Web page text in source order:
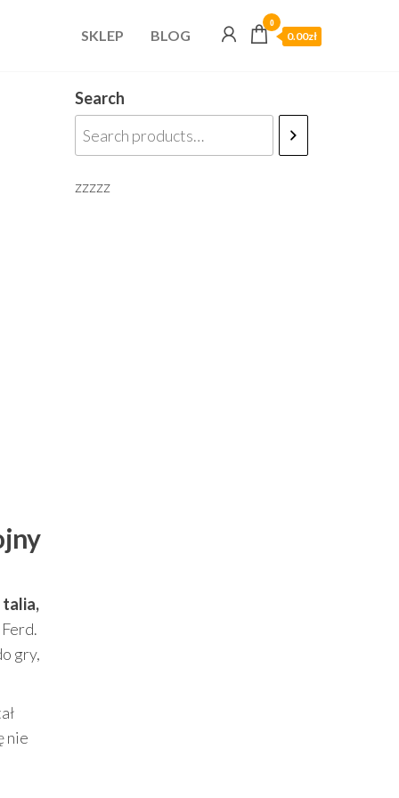
SKLEP BLOG
0
0.00zł
talia,
gry,
nie
Search
zzzzz